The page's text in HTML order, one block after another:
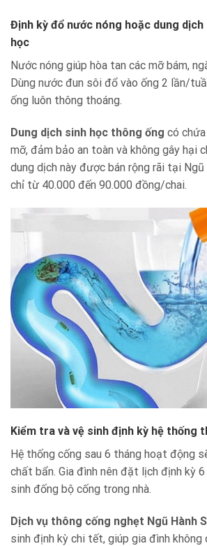
Định kỳ đổ nước nóng hoặc dung
học
Nước nóng giúp hòa tan các mỡ bám,
Dùng nước đun sôi đổ vào ống 2 lần/
ống luôn thông thoáng.
Dung dịch sinh học thông ống có
mỡ, đảm bảo an toàn và không gây hại
dung dịch này được bán rộng rãi tại Ngũ
chỉ từ 40.000 đến 90.000 đồng/chai.
Kiểm tra và vệ sinh định kỳ hệ thống
Hệ thống cống sau 6 tháng hoạt động
chất bẩn. Gia đình nên đặt lịch định kỳ
sinh đống bộ cống trong nhà.
Dịch vụ thông cống nghẹt Ngũ Hành
sinh định kỳ chi tết, giúp gia đình